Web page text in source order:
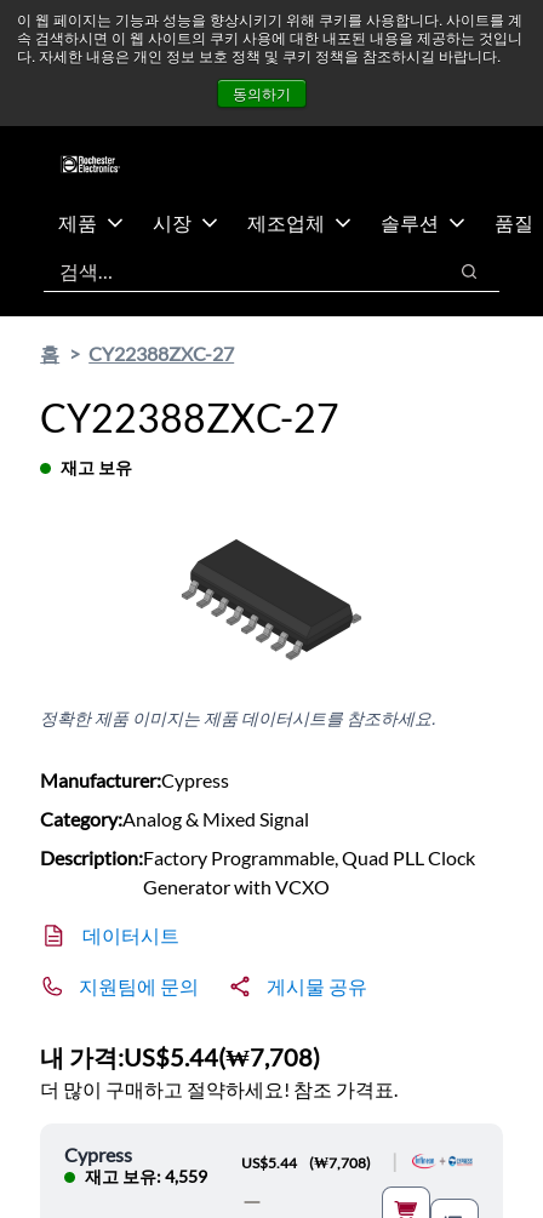
이 웹 페이지는 기능과 성능을 향상시키기 위해 쿠키를 사용합니다. 사이트를 계
속 검색하시면 이 웹 사이트의 쿠키 사용에 대한 내포된 내용을 제공하는 것입니
다. 자세한 내용은 개인 정보 보호 정책 및 쿠키 정책을 참조하시길 바랍니다.
동의하기
츠
건
중동 지역 상황을 지속적으로 주시하고 있으며, 모든 서비스는
정상적으로 운영되고 있습니다. 더 읽어보기 →
뉴스
문의하기
제품 시장 제조업체 솔루션
품질
검색
검색
홈 CY22388ZXC-27
CY22388ZXC-27
재고 보유
정확한 제품 이미지는 제품 데이터시트를 참조하세요.
Manufacturer:Cypress
Category:Analog & Mixed Signal
Description:Factory Programmable, Quad PLL Clock
Generator with VCXO
데이터시트
지원팀에 문의 게시물 공유
내 가격:US$5.44(₩7,708)
더 많이 구매하고 절약하세요! 참조 가격표.
Cypress
재고 보유: 4,559
US$5.44 (₩7,708)